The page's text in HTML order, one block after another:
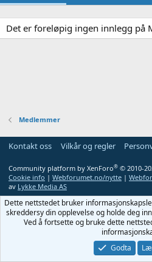
Det er foreløpig ingen innlegg på
Medlemmer
Kontakt oss Vilkår og regler
Community platform by XenForo® © 2010-
Cookie info | Webforumet.no/nytte |
av Lykke Media AS
Dette nettstedet bruker
skreddersy din opplevelse og holde deg
Ved å fortsette og bruke dette
Godta